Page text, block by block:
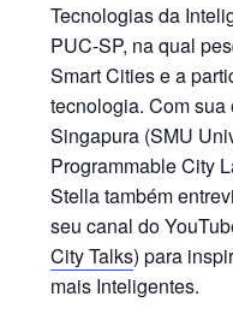
Tecnologias da
PUC-SP, na qual
Smart Cities e a
tecnologia. Com
Singapura (SMU
Programmable City
Stella também
seu canal do
City Talks) para
mais Inteligentes.